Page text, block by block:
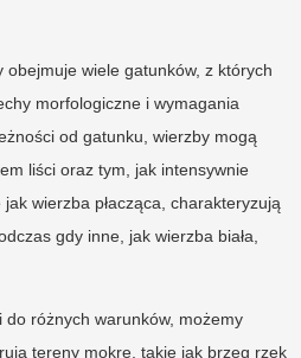
wiele gatunków, z których
morfologiczne i wymagania
od gatunku, wierzby mogą
liści oraz tym, jak intensywnie
wierzba płacząca, charakteryzują
gdy inne, jak wierzba biała,
różnych warunków, możemy
tereny mokre, takie jak brzeg rzek